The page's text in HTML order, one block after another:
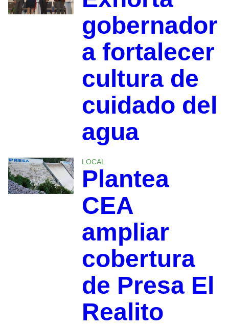
gobernador
a fortalecer
cultura de
cuidado del
agua
LOCAL
Plantea
CEA
ampliar
cobertura
de Presa El
Realito